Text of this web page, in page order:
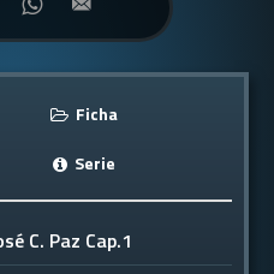
Ficha
Serie
C. Paz Cap.1